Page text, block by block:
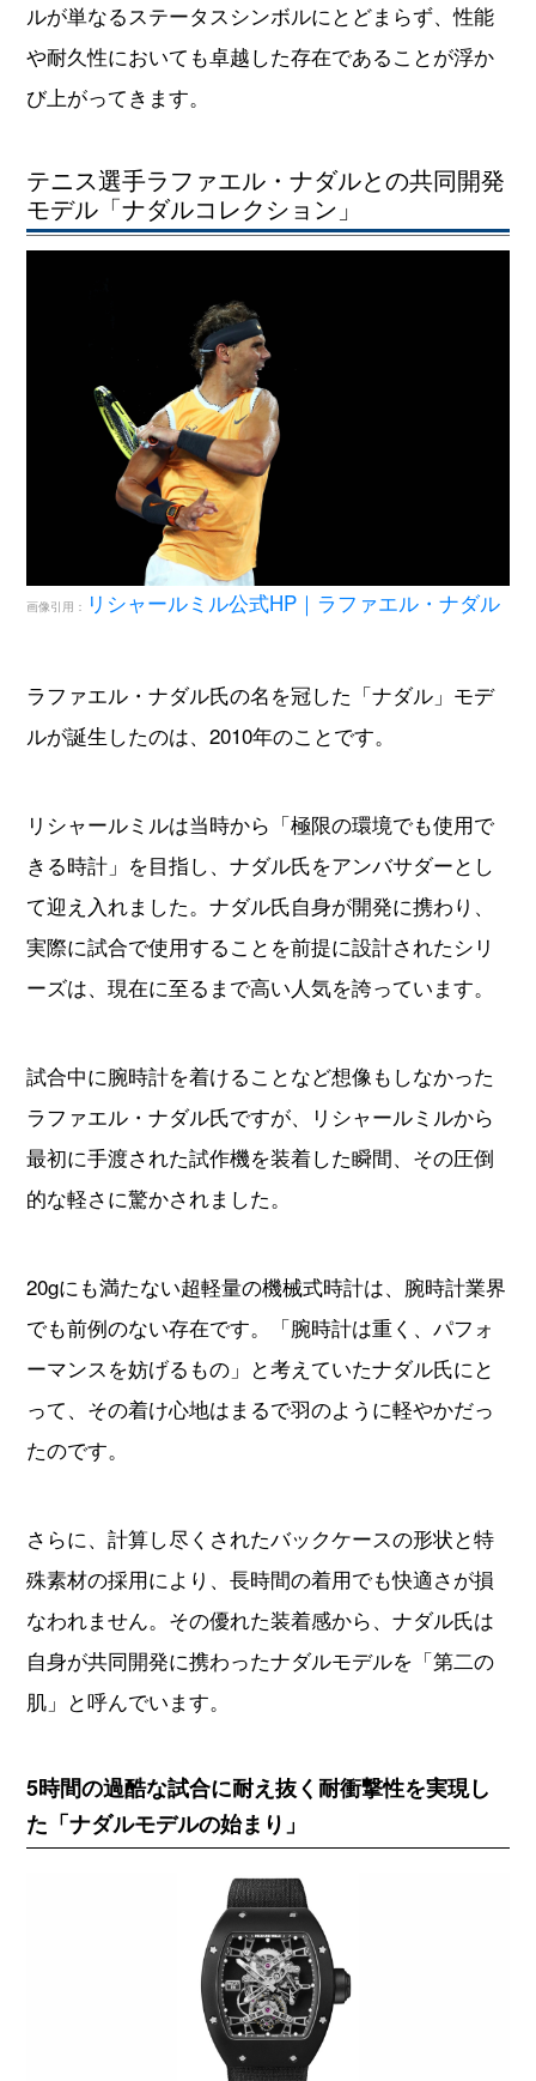
テニス選手ラファエル・ナダルとの共同開発
モデル「ナダルコレクション」
リシャールミル公式HP｜ラファエル・ナダル
ラファエル・ナダル氏の名を冠した「ナダル」モデ
ルが誕生したのは、2010年のことです。
きる時計」を目指し、ナダル氏をアンバサダーとし
て迎え入れました。ナダル氏自身が開発に携わり、
ーズは、現在に至るまで高い人気を誇っています。
試合中に腕時計を着けることなど想像もしなかった
ラファエル・ナダル氏ですが、リシャールミルから
最初に手渡された試作機を装着した瞬間、その圧倒
20gにも満たない超軽量の機械式時計は、腕時計業界
でも前例のない存在です。「腕時計は重く、パフォ
ーマンスを妨げるもの」と考えていたナダル氏にと
たのです。
さらに、計算し尽くされたバックケースの形状と特
殊素材の採用により、長時間の着用でも快適さが損
なわれません。その優れた装着感から、ナダル氏は
肌」と呼んでいます。
5時間の過酷な試合に耐え抜く耐衝撃性を実現し
た「ナダルモデルの始まり」
リシャールミル公式HP｜RM 027トゥールビヨ
ン ラファエル・ナダル